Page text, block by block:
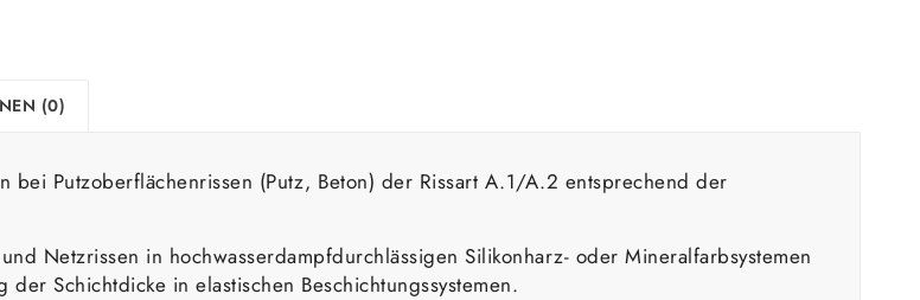
(0)
bei Putzoberflächenrissen (Putz, Beton) der Rissart A.1/A.2 entsprechend der
Netzrissen in hochwasserdampfdurchlässigen Silikonharz- oder Mineralfarbsystemen
Schichtdicke in elastischen Beschichtungssystemen.